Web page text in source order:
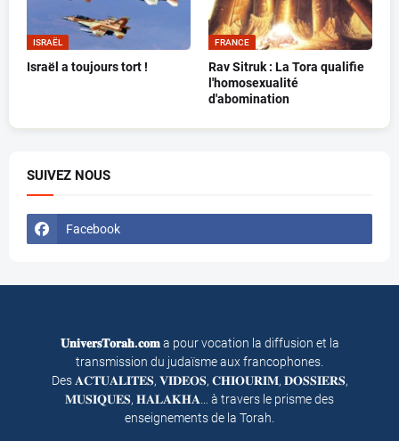
ISRAËL
Israël a toujours tort !
FRANCE
Rav Sitruk : La Tora qualifie
l'homosexualité
d'abomination
SUIVEZ NOUS
Facebook
𝐔𝐧𝐢𝐯𝐞𝐫𝐬𝐓𝐨𝐫𝐚𝐡.𝐜𝐨𝐦a pour vocation la diffusion et la
transmission du judaïsme aux francophones.
Des 𝐀𝐂𝐓𝐔𝐀𝐋𝐈𝐓𝐄𝐒, 𝐕𝐈𝐃𝐄𝐎𝐒, 𝐂𝐇𝐈𝐎𝐔𝐑𝐈𝐌, 𝐃𝐎𝐒𝐒𝐈𝐄𝐑𝐒,
𝐌𝐔𝐒𝐈𝐐𝐔𝐄𝐒, 𝐇𝐀𝐋𝐀𝐊𝐇𝐀… à travers le prisme des
enseignements de la Torah.